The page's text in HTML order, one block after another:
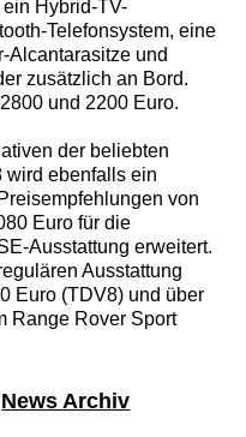
Hybrid-TV-
Telefonsystem, eine
Alcantarasitze und
zusätzlich an Bord.
und 2200 Euro.
der beliebten
wird ebenfalls ein
von
Euro für die
Ausstattung erweitert.
Ausstattung
Euro (TDV8) und über
Range Rover Sport
News Archiv